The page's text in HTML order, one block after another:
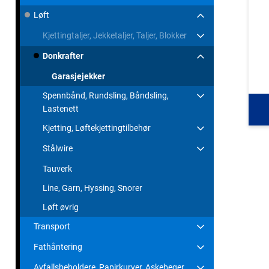
Løft
Kjettingtaljer, Jekketaljer, Taljer, Blokker
Donkrafter
Garasjejekker
Spennbånd, Rundsling, Båndsling,
Lastenett
Kjetting, Løftekjettingtilbehør
Stålwire
Tauverk
Line, Garn, Hyssing, Snorer
Løft øvrig
Transport
Fathåntering
Avfallsbeholdere, Papirkurver, Askebeger